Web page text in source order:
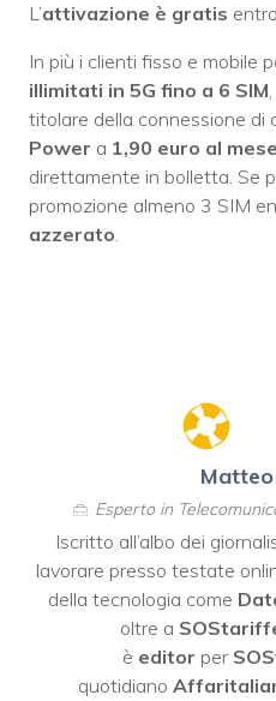
L’attivazione è gratis
In più i clienti fisso e mobile
illimitati in 5G fino a 6 SIM
titolare della connessione di
Power a 1,90 euro al mese
direttamente in bolletta. Se
promozione almeno 3 SIM
azzerato.
Esperto in
Iscritto all’albo dei
lavorare presso testate
della tecnologia come
oltre a
è editor per
quotidiano